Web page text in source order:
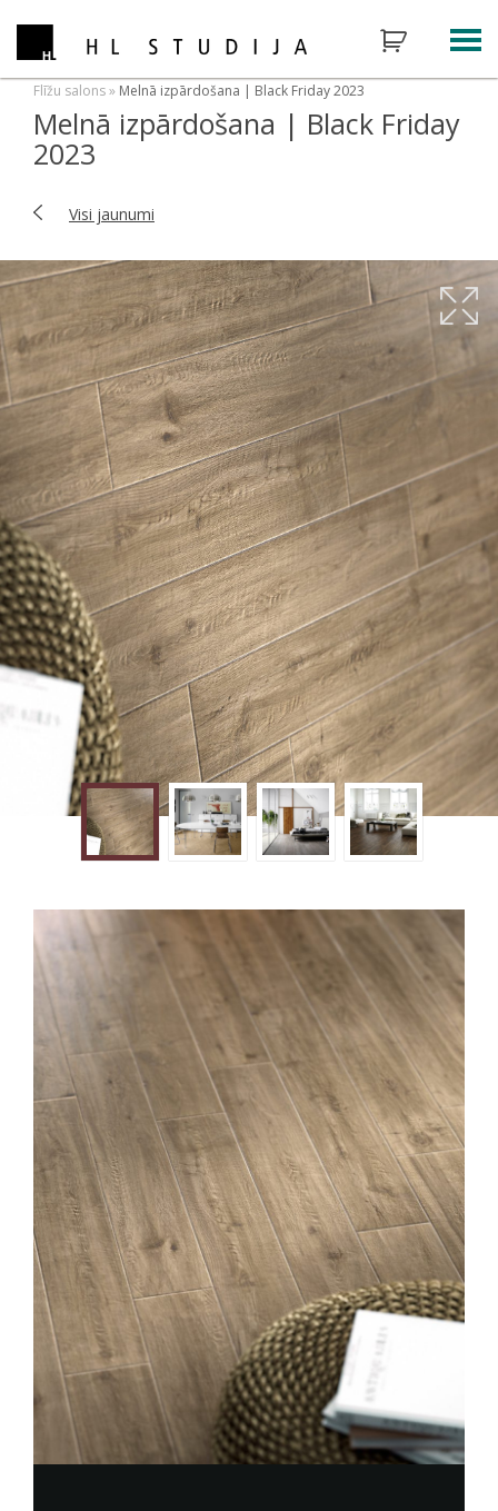
Flīžu salons» Melnā izpārdošana | Black Friday 2023
Melnā izpārdošana | Black Friday
2023
Visi jaunumi